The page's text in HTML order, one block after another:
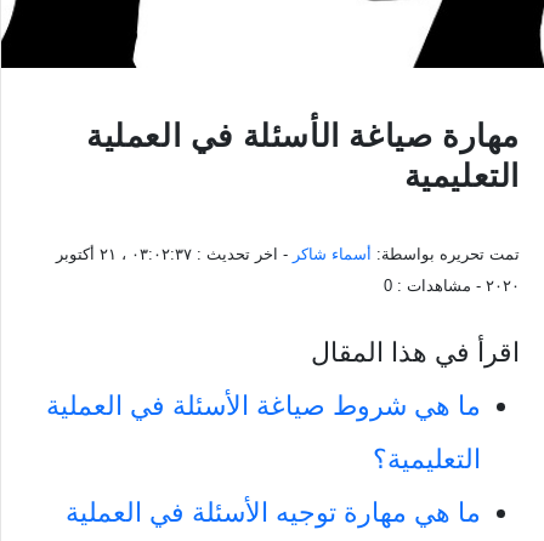
مهارة صياغة الأسئلة في العملية
التعليمية
تمت تحريره بواسطة: أسماء شاكر - اخر تحديث :
٠٣:٠٢:٣٧ ، ٢١ أكتوبر
٢٠٢٠ - مشاهدات : 0
اقرأ في هذا المقال
ما هي شروط صياغة الأسئلة في العملية
التعليمية؟
ما هي مهارة توجيه الأسئلة في العملية